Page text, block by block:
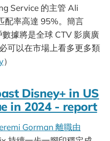
Service 的主管 Ali
配率高達 95%。簡言
據將是全球 CTV 影廣廣
可以在市場上看多更多類
）
Disney+ in US
in 2024 - report
Gorman 離職由